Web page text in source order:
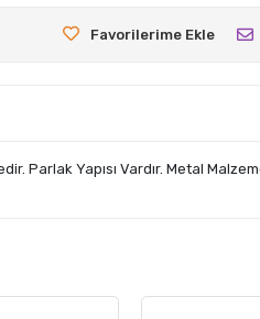
Favorilerime Ekle
Parlak Yapısı Vardır. Metal